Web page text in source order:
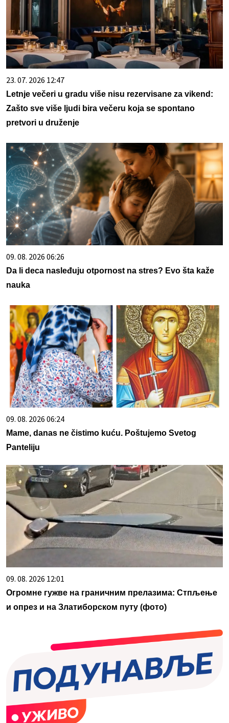
23. 07. 2026 12:47
Letnje večeri u gradu više nisu rezervisane za vikend:
Zašto sve više ljudi bira večeru koja se spontano
pretvori u druženje
09. 08. 2026 06:26
Da li deca nasleđuju otpornost na stres? Evo šta kaže
nauka
09. 08. 2026 06:24
Mame, danas ne čistimo kuću. Poštujemo Svetog
Panteliju
09. 08. 2026 12:01
Огромне гужве на граничним прелазима: Стпљење
и опрез и на Златиборском путу (фото)